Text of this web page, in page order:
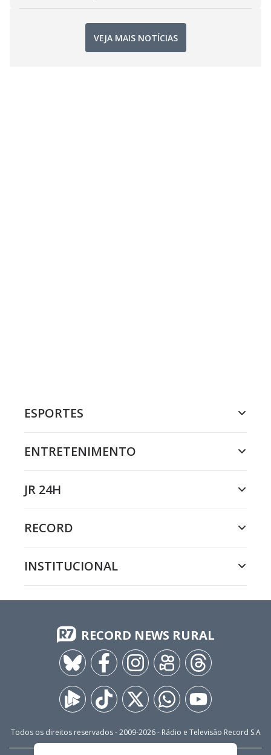
VEJA MAIS NOTÍCIAS
ESPORTES
ENTRETENIMENTO
JR 24H
RECORD
INSTITUCIONAL
RECORD NEWS RURAL
Todos os direitos reservados - 2009-2026- Rádio e Televisão Record S.A